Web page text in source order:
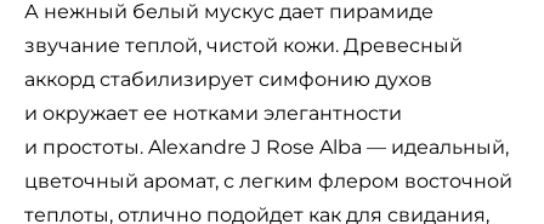
А нежный белый мускус дает пирамиде
звучание теплой, чистой кожи. Древесный
аккорд стабилизирует симфонию духов
и окружает ее нотками элегантности
и простоты. Alexandre J Rose Alba — идеальный,
цветочный аромат, с легким флером восточной
теплоты, отлично подойдет как для свидания,